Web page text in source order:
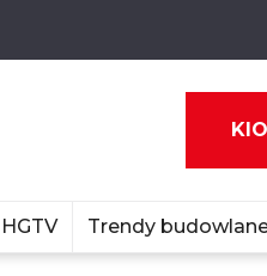
HGTV Trendy